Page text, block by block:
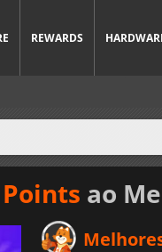
REWARDS
ao